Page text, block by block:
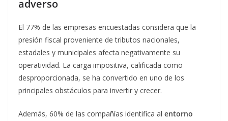
adverso
El 77% de las empresas encuestadas considera que la
presión fiscal proveniente de tributos nacionales,
estadales y municipales afecta negativamente su
operatividad. La carga impositiva, calificada como
desproporcionada, se ha convertido en uno de los
principales obstáculos para invertir y crecer.
Además, 60% de las compañías identifica al entorno